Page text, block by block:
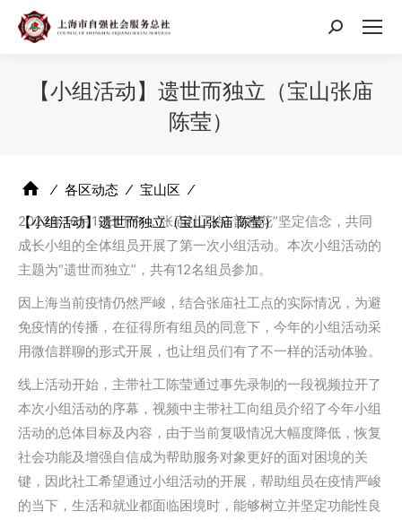
搜
【小组活动】遗世而独立（宝山张庙
陈莹）
⁄ 各区动态 ⁄ 宝山区 ⁄
【小组活动】遗世而独立（宝山张庙 陈莹）
2022年10月19日下午，张庙社工点“普雅花”坚定信念，共同
成长小组的全体组员开展了第一次小组活动。本次小组活动的
主题为“遗世而独立”，共有12名组员参加。
因上海当前疫情仍然严峻，结合张庙社工点的实际情况，为避
免疫情的传播，在征得所有组员的同意下，今年的小组活动采
用微信群聊的形式开展，也让组员们有了不一样的活动体验。
线上活动开始，主带社工陈莹通过事先录制的一段视频拉开了
本次小组活动的序幕，视频中主带社工向组员介绍了今年小组
活动的总体目标及内容，由于当前复吸情况大幅度降低，恢复
社会功能及增强自信成为帮助服务对象更好的面对困境的关
键，因此社工希望通过小组活动的开展，帮助组员在疫情严峻
的当下，生活和就业都面临困境时，能够树立并坚定功能性良